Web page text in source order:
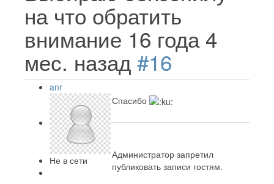
на что обратить
внимание 16 года 4
мес. назад #16
anr
Не в сети
Спасибо
Администратор запретил
публиковать записи гостям.